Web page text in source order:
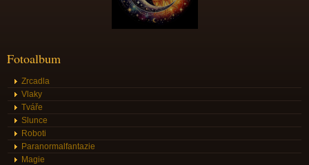
Fotoalbum
Zrcadla
Vlaky
Tváře
Slunce
Roboti
Paranormalfantazie
Magie